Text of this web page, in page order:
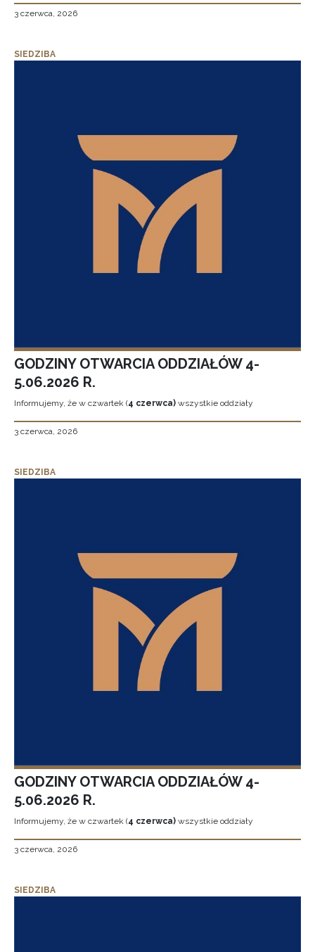
3 czerwca, 2026
SIEDZIBA
GODZINY OTWARCIA ODDZIAŁÓW 4-
5.06.2026 R.
Informujemy, że w czwartek (4 czerwca) wszystkie oddziały
3 czerwca, 2026
SIEDZIBA
GODZINY OTWARCIA ODDZIAŁÓW 4-
5.06.2026 R.
Informujemy, że w czwartek (4 czerwca) wszystkie oddziały
3 czerwca, 2026
SIEDZIBA